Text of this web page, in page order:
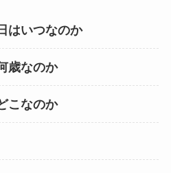
はいつなのか
歳なのか
こなのか